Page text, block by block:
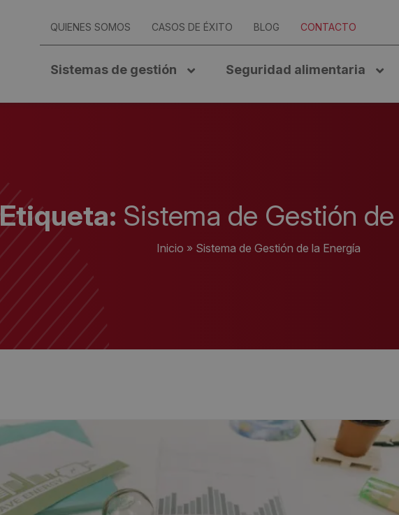
QUIENES SOMOS CASOS DE ÉXITO BLOG CONTACTO
Sistemas de gestión Seguridad alimentaria
Etiqueta: Sistema de Gestión
Inicio » Sistema de Gestión de la Energía